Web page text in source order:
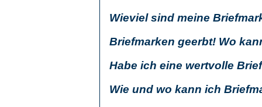
Wieviel sind meine
Briefmarken geerbt! Wo
Habe ich eine wertvolle
Wie und wo kann ich